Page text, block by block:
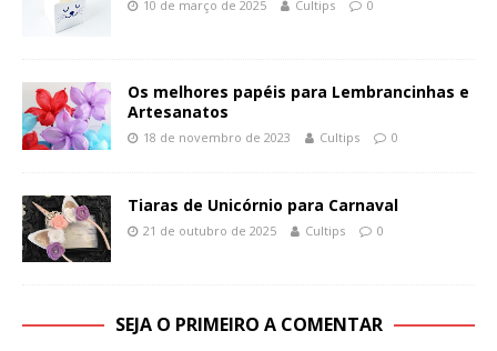
10 de março de 2025 Cultips 0
Os melhores papéis para Lembrancinhas e
Artesanatos
18 de novembro de 2023 Cultips 0
Tiaras de Unicórnio para Carnaval
21 de outubro de 2025 Cultips 0
SEJA O PRIMEIRO A COMENTAR